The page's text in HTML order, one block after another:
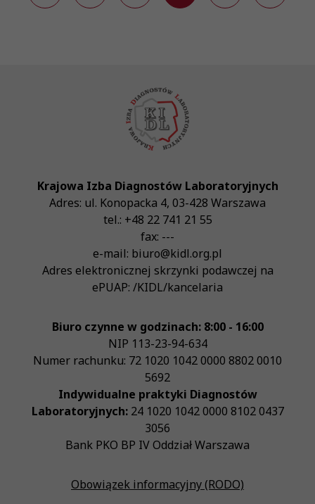
Krajowa Izba Diagnostów Laboratoryjnych
Adres: ul. Konopacka 4, 03-428 Warszawa
tel.: +48 22 741 21 55
fax: ---
e-mail: biuro@kidl.org.pl
Adres elektronicznej skrzynki podawczej na
ePUAP: /KIDL/kancelaria
Biuro czynne w godzinach: 8:00 - 16:00
NIP 113-23-94-634
Numer rachunku: 72 1020 1042 0000 8802 0010
5692
Indywidualne praktyki Diagnostów
Laboratoryjnych:24 1020 1042 0000 8102 0437
3056
Bank PKO BP IV Oddział Warszawa
Obowiązek informacyjny (RODO)